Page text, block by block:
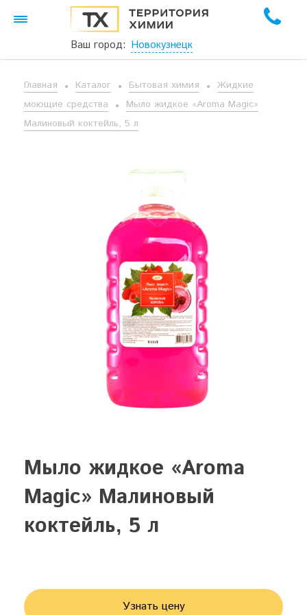
Ваш город: Новокузнецк
Главная Каталог Бытовая химия
Жидкие
моющие средства
Мыло жидкое «Aroma Magic»
Малиновый коктейль, 5 л
Мыло жидкое «Aroma
Magic» Малиновый
коктейль, 5 л
Узнать цену